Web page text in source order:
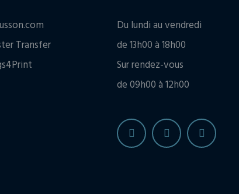
Transfer
Du lundi au vendredi
de 13h00 à 18h00
Sur rendez-vous
de 09h00 à 12h00